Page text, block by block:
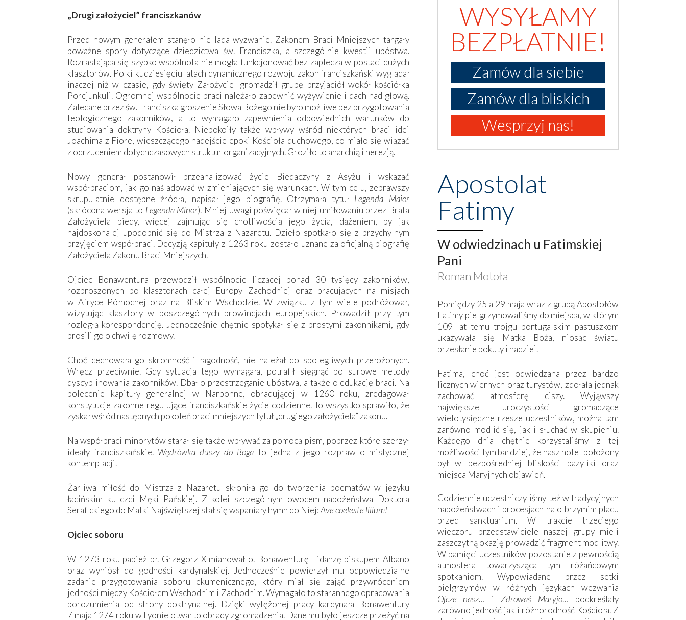
„Drugi założyciel” franciszkanów
Przed nowym generałem stanęło nie lada wyzwanie. Zakonem Braci Mniejszych targały
poważne spory dotyczące dziedzictwa św. Franciszka, a szczególnie kwestii ubóstwa.
Rozrastająca się szybko wspólnota nie mogła funkcjonować bez zaplecza w postaci dużych
klasztorów. Po kilkudziesięciu latach dynamicznego rozwoju zakon franciszkański wyglądał
inaczej niż w czasie, gdy święty Założyciel gromadził grupę przyjaciół wokół kościółka
Porcjunkuli. Ogromnej wspólnocie braci należało zapewnić wyżywienie i dach nad głową.
Zalecane przez św. Franciszka głoszenie Słowa Bożego nie było możliwe bez przygotowania
teologicznego zakonników, a to wymagało zapewnienia odpowiednich warunków do
studiowania doktryny Kościoła. Niepokoiły także wpływy wśród niektórych braci idei
Joachima z Fiore, wieszczącego nadejście epoki Kościoła duchowego, co miało się wiązać
z odrzuceniem dotychczasowych struktur organizacyjnych. Groziło to anarchią i herezją.
Nowy generał postanowił przeanalizować życie Biedaczyny z Asyżu i wskazać
współbraciom, jak go naśladować w zmieniających się warunkach. W tym celu, zebrawszy
skrupulatnie dostępne źródła, napisał jego biografię. Otrzymała tytuł Legenda Maior
(skrócona wersja to Legenda Minor). Mniej uwagi poświęcał w niej umiłowaniu przez Brata
Założyciela biedy, więcej zajmując się cnotliwością jego życia, dążeniem, by jak
najdoskonalej upodobnić się do Mistrza z Nazaretu. Dzieło spotkało się z przychylnym
przyjęciem współbraci. Decyzją kapituły z 1263 roku zostało uznane za oficjalną biografię
Założyciela Zakonu Braci Mniejszych.
Ojciec Bonawentura przewodził wspólnocie liczącej ponad 30 tysięcy zakonników,
rozproszonych po klasztorach całej Europy Zachodniej oraz pracujących na misjach
w Afryce Północnej oraz na Bliskim Wschodzie. W związku z tym wiele podróżował,
wizytując klasztory w poszczególnych prowincjach europejskich. Prowadził przy tym
rozległą korespondencję. Jednocześnie chętnie spotykał się z prostymi zakonnikami, gdy
prosili go o chwilę rozmowy.
Choć cechowała go skromność i łagodność, nie należał do spolegliwych przełożonych.
Wręcz przeciwnie. Gdy sytuacja tego wymagała, potrafił sięgnąć po surowe metody
dyscyplinowania zakonników. Dbał o przestrzeganie ubóstwa, a także o edukację braci. Na
polecenie kapituły generalnej w Narbonne, obradującej w 1260 roku, zredagował
konstytucje zakonne regulujące franciszkańskie życie codzienne. To wszystko sprawiło, że
zyskał wśród następnych pokoleń braci mniejszych tytuł „drugiego założyciela” zakonu.
Na współbraci minorytów starał się także wpływać za pomocą pism, poprzez które szerzył
ideały franciszkańskie. Wędrówka duszy do Boga to jedna z jego rozpraw o mistycznej
kontemplacji.
Żarliwa miłość do Mistrza z Nazaretu skłoniła go do tworzenia poematów w języku
łacińskim ku czci Męki Pańskiej. Z kolei szczególnym owocem nabożeństwa Doktora
Serafickiego do Matki Najświętszej stał się wspaniały hymn do Niej:Ave coeleste lilium!
Ojciec soboru
W 1273 roku papież bł. Grzegorz X mianował o. Bonawenturę Fidanzę biskupem Albano
oraz wyniósł do godności kardynalskiej. Jednocześnie powierzył mu odpowiedzialne
zadanie przygotowania soboru ekumenicznego, który miał się zająć przywróceniem
jedności między Kościołem Wschodnim i Zachodnim. Wymagało to starannego opracowania
porozumienia od strony doktrynalnej. Dzięki wytężonej pracy kardynała Bonawentury
7 maja 1274 roku w Lyonie otwarto obrady zgromadzenia. Dane mu było jeszcze przeżyć na
WYSYŁAMY
BEZPŁATNIE!
Zamów dla siebie
Zamów dla bliskich
Wesprzyj nas!
Apostolat
Fatimy
W odwiedzinach u Fatimskiej
Pani
Roman Motoła
Pomiędzy 25 a 29 maja wraz z grupą Apostołów
Fatimy pielgrzymowaliśmy do miejsca, w którym
109 lat temu trojgu portugalskim pastuszkom
ukazywała się Matka Boża, niosąc światu
przesłanie pokuty i nadziei.
Fatima, choć jest odwiedzana przez bardzo
licznych wiernych oraz turystów, zdołała jednak
zachować atmosferę ciszy. Wyjąwszy
największe uroczystości gromadzące
wielotysięczne rzesze uczestników, można tam
zarówno modlić się, jak i słuchać w skupieniu.
Każdego dnia chętnie korzystaliśmy z tej
możliwości tym bardziej, że nasz hotel położony
był w bezpośredniej bliskości bazyliki oraz
miejsca Maryjnych objawień.
Codziennie uczestniczyliśmy też w tradycyjnych
nabożeństwach i procesjach na olbrzymim placu
przed sanktuarium. W trakcie trzeciego
wieczoru przedstawiciele naszej grupy mieli
zaszczytną okazję prowadzić fragment modlitwy.
W pamięci uczestników pozostanie z pewnością
atmosfera towarzysząca tym różańcowym
spotkaniom. Wypowiadane przez setki
pielgrzymów w różnych językach wezwania
Ojcze nasz… i Zdrowaś Maryjo… podkreślały
zarówno jedność jak i różnorodność Kościoła. Z